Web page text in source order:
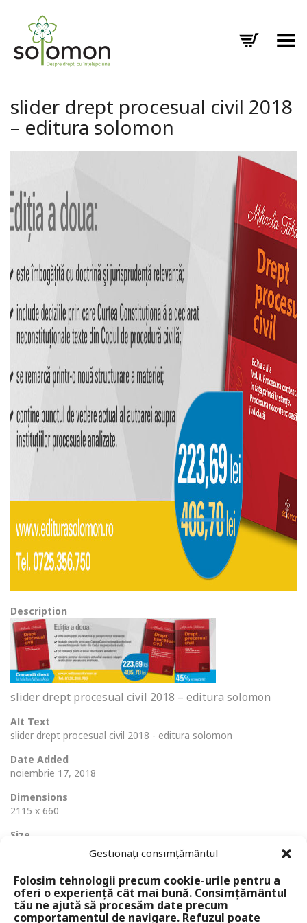
Gestionați consimțământul
Folosim tehnologii precum cookie-urile pentru a
oferi o experiență cât mai bună. Consimțământul
tău ne ajută să procesăm date precum
comportamentul de navigare. Refuzul poate
Toggle Menu
slider drept procesual civil 2018
– editura solomon
Description
slider drept procesual civil 2018 – editura solomon
Alt Text
slider drept procesual civil 2018 - editura solomon
Date Added
noiembrie 17, 2018
Dimensions
2115 x 660
Size